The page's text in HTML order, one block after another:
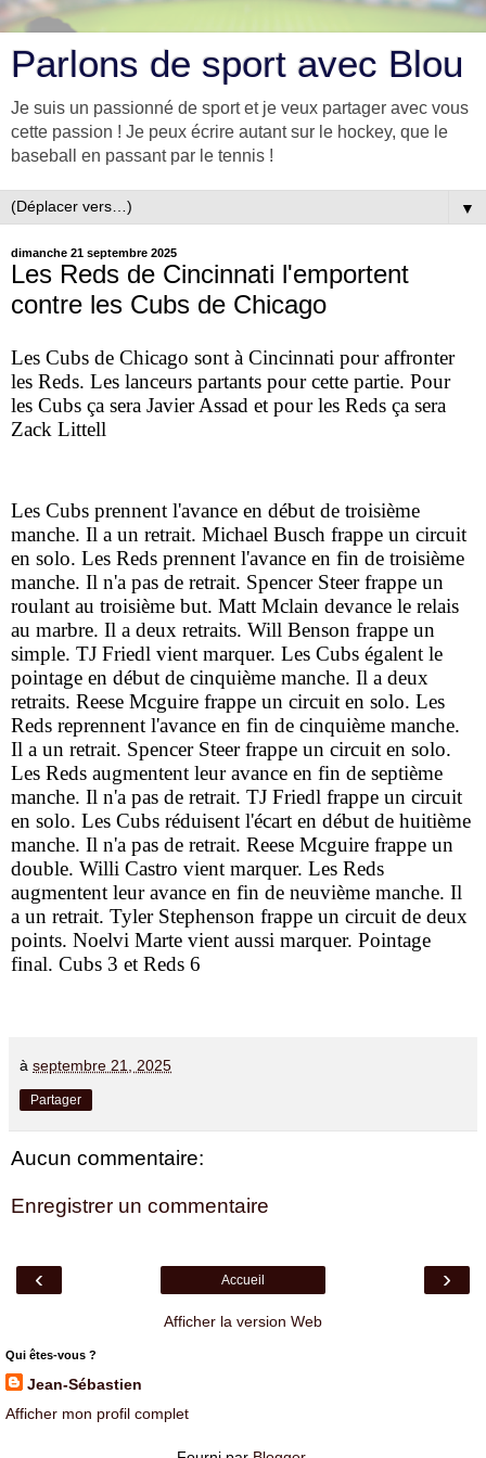
Parlons de sport avec Blou
Je suis un passionné de sport et je veux partager avec vous
cette passion ! Je peux écrire autant sur le hockey, que le
baseball en passant par le tennis !
▼
dimanche 21 septembre 2025
Les Reds de Cincinnati l'emportent
contre les Cubs de Chicago
Les Cubs de Chicago sont à Cincinnati pour affronter
les Reds. Les lanceurs partants pour cette partie. Pour
les Cubs ça sera Javier Assad et pour les Reds ça sera
Zack Littell
Les Cubs prennent l'avance en début de troisième
manche. Il a un retrait. Michael Busch frappe un circuit
en solo. Les Reds prennent l'avance en fin de troisième
manche. Il n'a pas de retrait. Spencer Steer frappe un
roulant au troisième but. Matt Mclain devance le relais
au marbre. Il a deux retraits. Will Benson frappe un
simple. TJ Friedl vient marquer. Les Cubs égalent le
pointage en début de cinquième manche. Il a deux
retraits. Reese Mcguire frappe un circuit en solo. Les
Reds reprennent l'avance en fin de cinquième manche.
Il a un retrait. Spencer Steer frappe un circuit en solo.
Les Reds augmentent leur avance en fin de septième
manche. Il n'a pas de retrait. TJ Friedl frappe un circuit
en solo. Les Cubs réduisent l'écart en début de huitième
manche. Il n'a pas de retrait. Reese Mcguire frappe un
double. Willi Castro vient marquer. Les Reds
augmentent leur avance en fin de neuvième manche. Il
a un retrait. Tyler Stephenson frappe un circuit de deux
points. Noelvi Marte vient aussi marquer. Pointage
final. Cubs 3 et Reds 6
à septembre 21, 2025
Partager
Aucun commentaire:
Enregistrer un commentaire
‹ ›
Accueil
Afficher la version Web
Qui êtes-vous ?
Jean-Sébastien
Afficher mon profil complet